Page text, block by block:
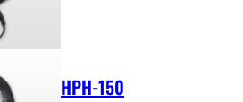
HPH-150